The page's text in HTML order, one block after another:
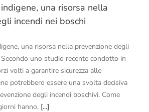
una risorsa nella
incendi nei boschi
una risorsa nella prevenzione degli
uno studio recente condotto in
volti a garantire sicurezza alle
potrebbero essere una svolta decisiva
degli incendi boschivi. Come
hanno, [...]